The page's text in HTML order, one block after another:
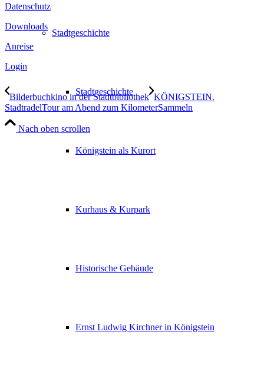
Stadtgeschichte
Stadtgeschichte
Königstein als Kurort
Kurhaus & Kurpark
Historische Gebäude
Ernst Ludwig Kirchner in Königstein
Datenschutz
Downloads
Anreise
Login
Bilderbuchkino in der Stadtbibliothek KÖNIGSTEIN.
StadtradelTour am Abend zum KilometerSammeln
Nach oben scrollen